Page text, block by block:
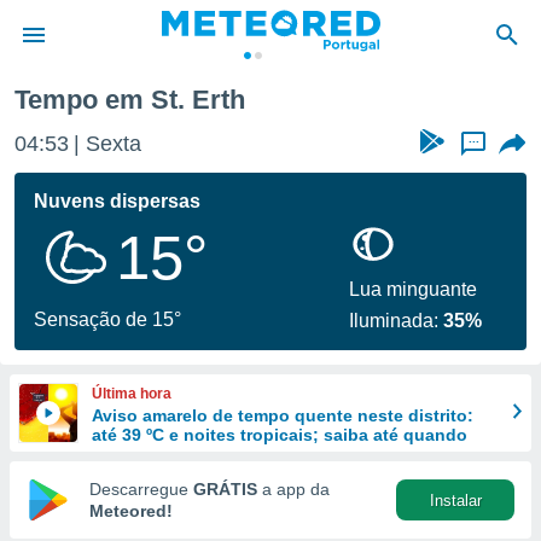
da
foi
fornecidas
a este
das
e
forma
digital
Tempo em St. Erth
04:53 Sexta ...
Nuvens dispersas
15°
Sensação de 15°
Lua minguante
Iluminada:35%
Última hora
Aviso amarelo de tempo quente neste distrito:
até 39 ºC e noites tropicais; saiba até quando
Descarregue GRÁTIS a app da
Meteored!
Instalar